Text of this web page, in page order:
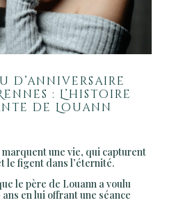
d’anniversaire
: L’histoire
de Louann
une vie, qui capturent
le figent dans l’éternité.
le père de Louann a voulu
en lui offrant une séance